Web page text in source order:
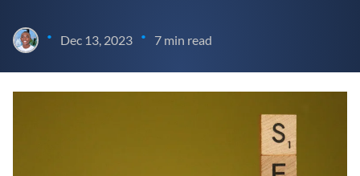
• Dec 13, 2023 • 7 min read